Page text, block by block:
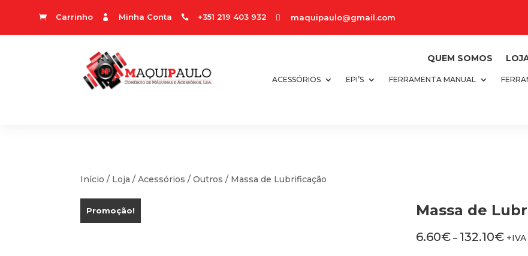
 Carrinho  Minha Conta  +351 219 403 932  maquipaulo@gmail.com
QUEM SOMOS
ACESSÓRIOS EPI’S FERRAMENTA MANUAL
Início / Loja /Acessórios /Outros / Massa de Lubrificação
Promoção! Massa de
6.60€– 132.10€+IVA